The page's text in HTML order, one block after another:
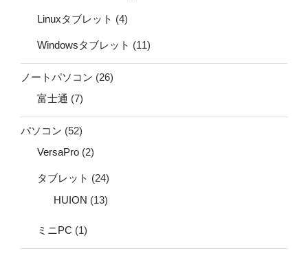
Linuxタブレット (4)
Windowsタブレット (11)
ノートパソコン (26)
富士通 (7)
パソコン (52)
VersaPro (2)
タブレット (24)
HUION (13)
ミニPC (1)